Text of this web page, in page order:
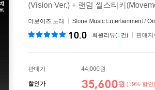
(Vision Ver.) + 랜덤 씰스티커
더보이즈 노래 Stone Music Entertainment/
10.0 회원리뷰(1건) 판매지
판매가 44,000원
할인가 35,600원 (19% 할인)